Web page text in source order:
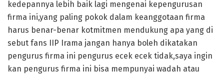
kedepannya lebih baik lagi mengenai kepengurusan
firma ini,yang paling pokok dalam keanggotaan firma
harus benar-benar kotmitmen mendukung apa yang di
sebut fans IIP Irama jangan hanya boleh dikatakan
pengurus firma ini pengurus ecek ecek tidak,saya ingin
kan pengurus firma ini bisa mempunyai wadah atau